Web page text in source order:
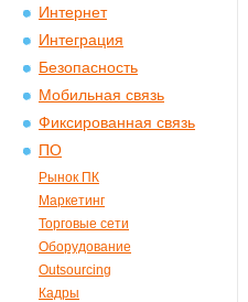
Интернет
Интеграция
Безопасность
Мобильная связь
Фиксированная связь
ПО
Рынок ПК
Маркетинг
Торговые сети
Оборудование
Outsourcing
Кадры